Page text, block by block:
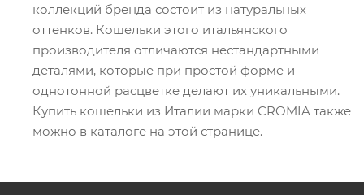
коллекций бренда состоит из натуральных
оттенков. Кошельки этого итальянского
производителя отличаются нестандартными
деталями, которые при простой форме и
однотонной расцветке делают их уникальными.
Купить кошельки из Италии марки CROMIA также
можно в каталоге на этой странице.